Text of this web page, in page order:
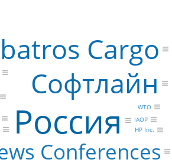
Россия
Софтлайн
Cargo
Conferences
HP Inc.
IAOP
WTO